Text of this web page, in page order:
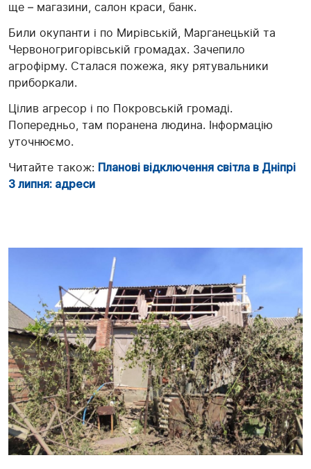
ще – магазини, салон краси, банк.
Били окупанти і по Мирівській, Марганецькій та
Червоногригорівській громадах. Зачепило
агрофірму. Сталася пожежа, яку рятувальники
приборкали.
Цілив агресор і по Покровській громаді.
Попередньо, там поранена людина. Інформацію
уточнюємо.
Читайте також: Планові відключення світла в Дніпрі
3 липня: адреси